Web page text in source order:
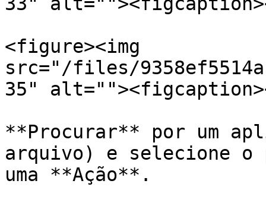
<figure><img
src="/files/
35"
**Procurar** por um
arquivo) e selecione o
uma **Ação**.